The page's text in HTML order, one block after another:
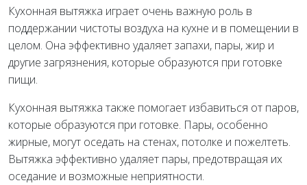
Кухонная вытяжка играет очень важную роль в
поддержании чистоты воздуха на кухне и в помещении в
целом. Она эффективно удаляет запахи, пары, жир и
другие загрязнения, которые образуются при готовке
пищи.
Кухонная вытяжка также помогает избавиться от паров,
которые образуются при готовке. Пары, особенно
жирные, могут оседать на стенах, потолке и пожелтеть.
Вытяжка эффективно удаляет пары, предотвращая их
оседание и возможные неприятности.